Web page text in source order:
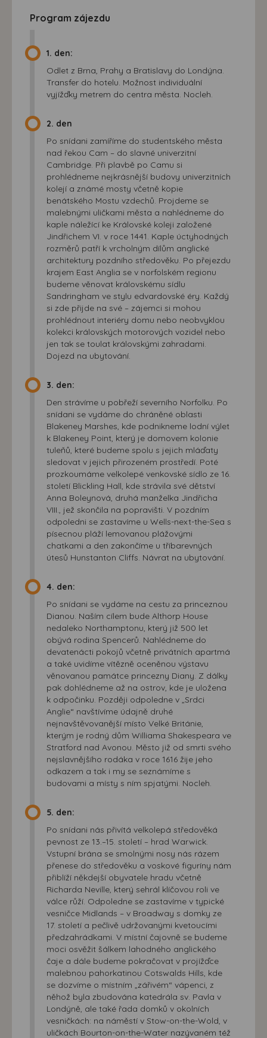
Program zájezdu
1. den:
Odlet z Brna, Prahy a Bratislavy do Londýna.
Transfer do hotelu. Možnost individuální
vyjížďky metrem do centra města. Nocleh.
2. den
Po snídani zamíříme do studentského města
nad řekou Cam – do slavné univerzitní
Cambridge. Při plavbě po Camu si
prohlédneme nejkrásnější budovy univerzitních
kolejí a známé mosty včetně kopie
benátského Mostu vzdechů. Projdeme se
malebnými uličkami města a nahlédneme do
kaple náležící ke Královské koleji založené
Jindřichem VI. v roce 1441. Kaple úctyhodných
rozměrů patří k vrcholným dílům anglické
architektury pozdního středověku. Po přejezdu
krajem East Anglia se v norfolském regionu
budeme věnovat královskému sídlu
Sandringham ve stylu edvardovské éry. Každý
si zde přijde na své – zájemci si mohou
prohlédnout interiéry domu nebo neobvyklou
kolekci královských motorových vozidel nebo
jen tak se toulat královskými zahradami.
Dojezd na ubytování.
3. den:
Den strávíme u pobřeží severního Norfolku. Po
snídani se vydáme do chráněné oblasti
Blakeney Marshes, kde podnikneme lodní výlet
k Blakeney Point, který je domovem kolonie
tuleňů, které budeme spolu s jejich mláďaty
sledovat v jejich přirozeném prostředí. Poté
prozkoumáme velkolepé venkovské sídlo ze 16.
století Blickling Hall, kde strávila své dětství
Anna Boleynová, druhá manželka Jindřicha
VIII., jež skončila na popravišti. V pozdním
odpoledni se zastavíme u Wells-next-the-Sea s
písecnou pláží lemovanou plážovými
chatkami a den zakončíme u tříbarevných
útesů Hunstanton Cliffs. Návrat na ubytování.
4. den:
Po snídani se vydáme na cestu za princeznou
Dianou. Naším cílem bude Althorp House
nedaleko Northamptonu, který již 500 let
obývá rodina Spencerů. Nahlédneme do
devatenácti pokojů včetně privátních apartmá
a také uvidíme vítězně oceněnou výstavu
věnovanou památce princezny Diany. Z dálky
pak dohlédneme až na ostrov, kde je uložena
k odpočinku. Později odpoledne v „Srdci
Anglie“ navštívíme údajně druhé
nejnavštěvovanější místo Velké Británie,
kterým je rodný dům Williama Shakespeara ve
Stratford nad Avonou. Město již od smrti svého
nejslavnějšího rodáka v roce 1616 žije jeho
odkazem a tak i my se seznámíme s
budovami a místy s ním spjatými. Nocleh.
5. den:
Po snídani nás přivítá velkolepá středověká
pevnost ze 13.–15. století – hrad Warwick.
Vstupní brána se smolnými nosy nás rázem
přenese do středověku a voskové figuríny nám
přiblíží někdejší obyvatele hradu včetně
Richarda Neville, který sehrál klíčovou roli ve
válce růží. Odpoledne se zastavíme v typické
vesničce Midlands – v Broadway s domky ze
17. století a pečlivě udržovanými kvetoucími
předzahrádkami. V místní čajovně se budeme
moci osvěžit šálkem lahodného anglického
čaje a dále budeme pokračovat v projížďce
malebnou pahorkatinou Cotswalds Hills, kde
se dozvíme o místním „zářivém“ vápenci, z
něhož byla zbudována katedrála sv. Pavla v
Londýně, ale také řada domků v okolních
vesničkách: na náměstí v Stow-on-the-Wold, v
uličkách Bourton-on-the-Water nazývaném též